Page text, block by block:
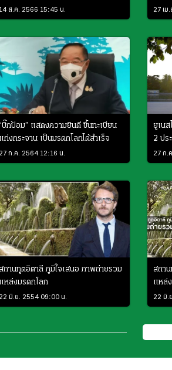
14 ส.ค. 2566 15:45 น.
เที่ย
27 เม
บิ๊กป้อม” แสดงความยินดี ขึ้นทะเบียน
แก่งกระจาน เป็นมรดกโลกได้สำเร็จ
27 ก.ค. 2564 12:16 น.
ยูเนส
2 ปร
27 ก.
สถานทูตอิตาลี ภูมิใจเสนอ ภาพถ่ายรวม
แหล่งมรดกโลก
22 มิ.ย. 2554 09:00 น.
สถา
แหล่
22 มิ.